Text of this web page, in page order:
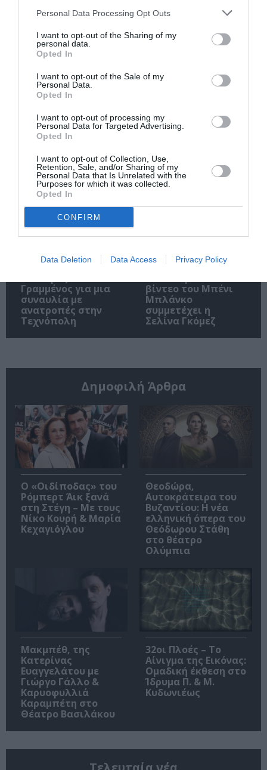
Personal Data Processing Opt Outs
I want to opt-out of the Sharing of my
personal data.
Opted In
I want to opt-out of the Sale of my
Personal Data.
Opted In
I want to opt-out of processing my
Personal Data for Targeted Advertising.
Opted In
I want to opt-out of Collection, Use,
Retention, Sale, and/or Sharing of my
Personal Data that Is Unrelated with the
Purposes for which it was collected.
Opted In
CONFIRM
Data Deletion Data Access Privacy Policy
Σχετικά Άρθρα
Το “The Beatles
Symphonic Fantasy”
έρχεται στην
Κρατική Ορχήστρα
Αθηνών
Τα ντουέτα του
ελληνικού
Αδάμ Τσαρούχης
στην Ταράτσα του
Λαμπέτη
Γραμμένος για μια
συναυλία με
ανατροπές στην
Τεχνόπολη
βίντεο του Μπένι
Μπλάνκο
συμμετέχει η
Σελίνα Γκόμεζ
Δημοφιλή Άρθρα
O «Οιδίποδας» του
Ρόμπερτ Άικ ξανά
στη Στέγη – Με τους
Νίκο Κουρή & Μαρία
Κεχαγιόγλου
Θεοδώρα,
Αυτοκράτειρα του
Βυζαντίου: Η νέα
ελληνική όπερα του
Θεόδωρου Στάθη
στο θέατρο
Ολύμπια
Μακμπέθ, της
Κατερίνας
Ευαγγελάτου με
Γιώργο Γάλλο &
Καρυοφυλλιά
Καραμπέτη στο
Θέατρο Βασιλάκου
32οι Πλοές – Το
Αίνιγμα της Εικόνας:
Ομαδική έκθεση στο
Ίδρυμα Π. & Μ.
Κυδωνιέως